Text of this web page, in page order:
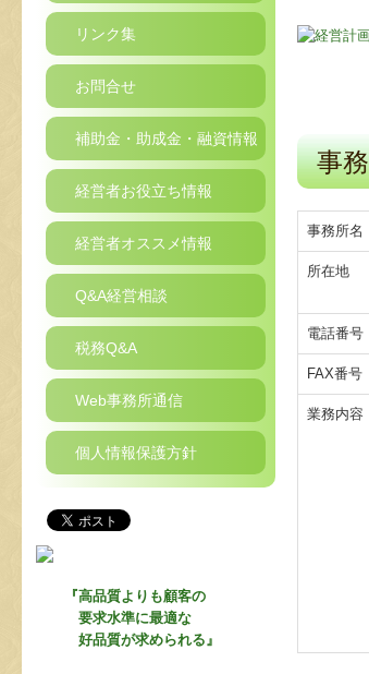
リンク集
お問合せ
補助金・助成金・融資情報
経営者お役立ち情報
経営者オススメ情報
Q&A経営相談
税務Q&A
Web事務所通信
個人情報保護方針
『高品質よりも顧客の
要求水準に最適な
好品質が求められる』
事
事務所名
所在地
電話番号
FAX番号
業務内容